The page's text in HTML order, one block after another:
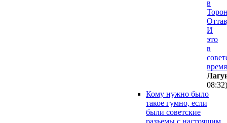
в
И
это
в
08:32)
Кому нужно было
такое гумно, если
были советские
разъемы с настоящим